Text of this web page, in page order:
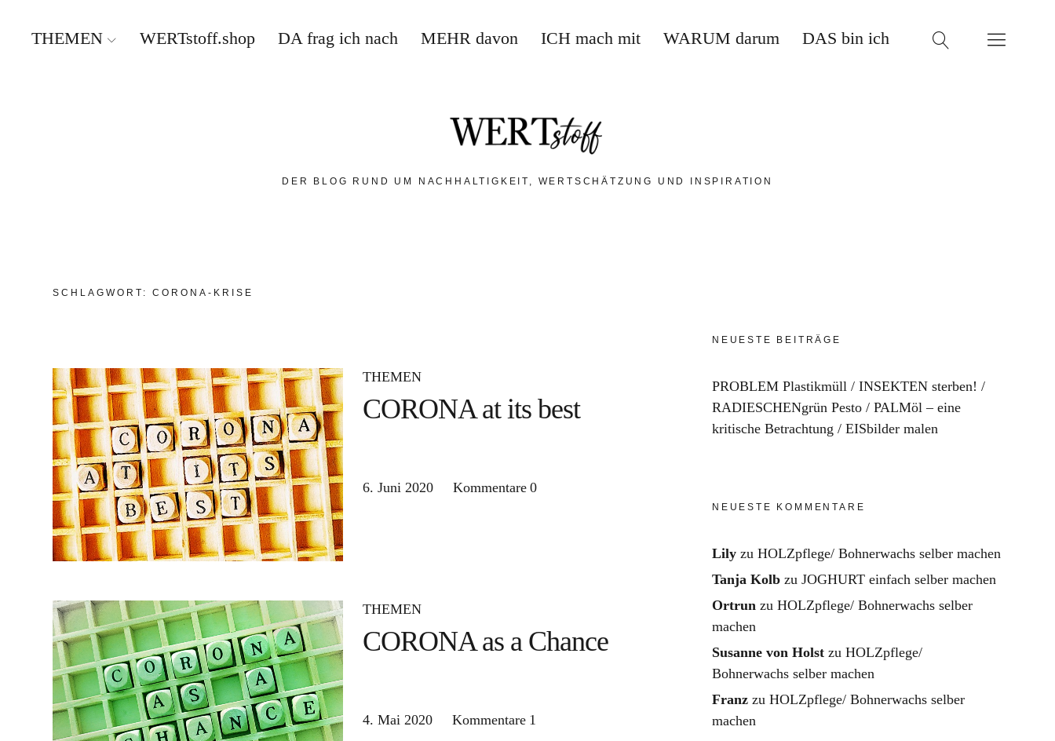
THEMEN WERTstoff.shop DA frag ich nach MEHR davon ICH mach mit WARUM darum DAS bin ich
DER BLOG RUND UM NACHHALTIGKEIT, WERTSCHÄTZUNG UND INSPIRATION
SCHLAGWORT: CORONA-KRISE
THEMEN
CORONA at its best
6. Juni 2020 Kommentare 0
THEMEN
CORONA as a Chance
4. Mai 2020 Kommentare 1
NEUESTE BEITRÄGE
PROBLEM Plastikmüll
INSEKTEN sterben!
RADIESCHENgrün Pesto
PALMöl – eine
kritische Betrachtung
EISbilder malen
NEUESTE KOMMENTARE
Lily zu HOLZpflege/ Bohnerwachs selber machen
Tanja Kolb zu JOGHURT einfach selber machen
Ortrun zu HOLZpflege/ Bohnerwachs selber
machen
Susanne von Holst zu HOLZpflege/
Bohnerwachs selber machen
Franz zu HOLZpflege/ Bohnerwachs selber
machen